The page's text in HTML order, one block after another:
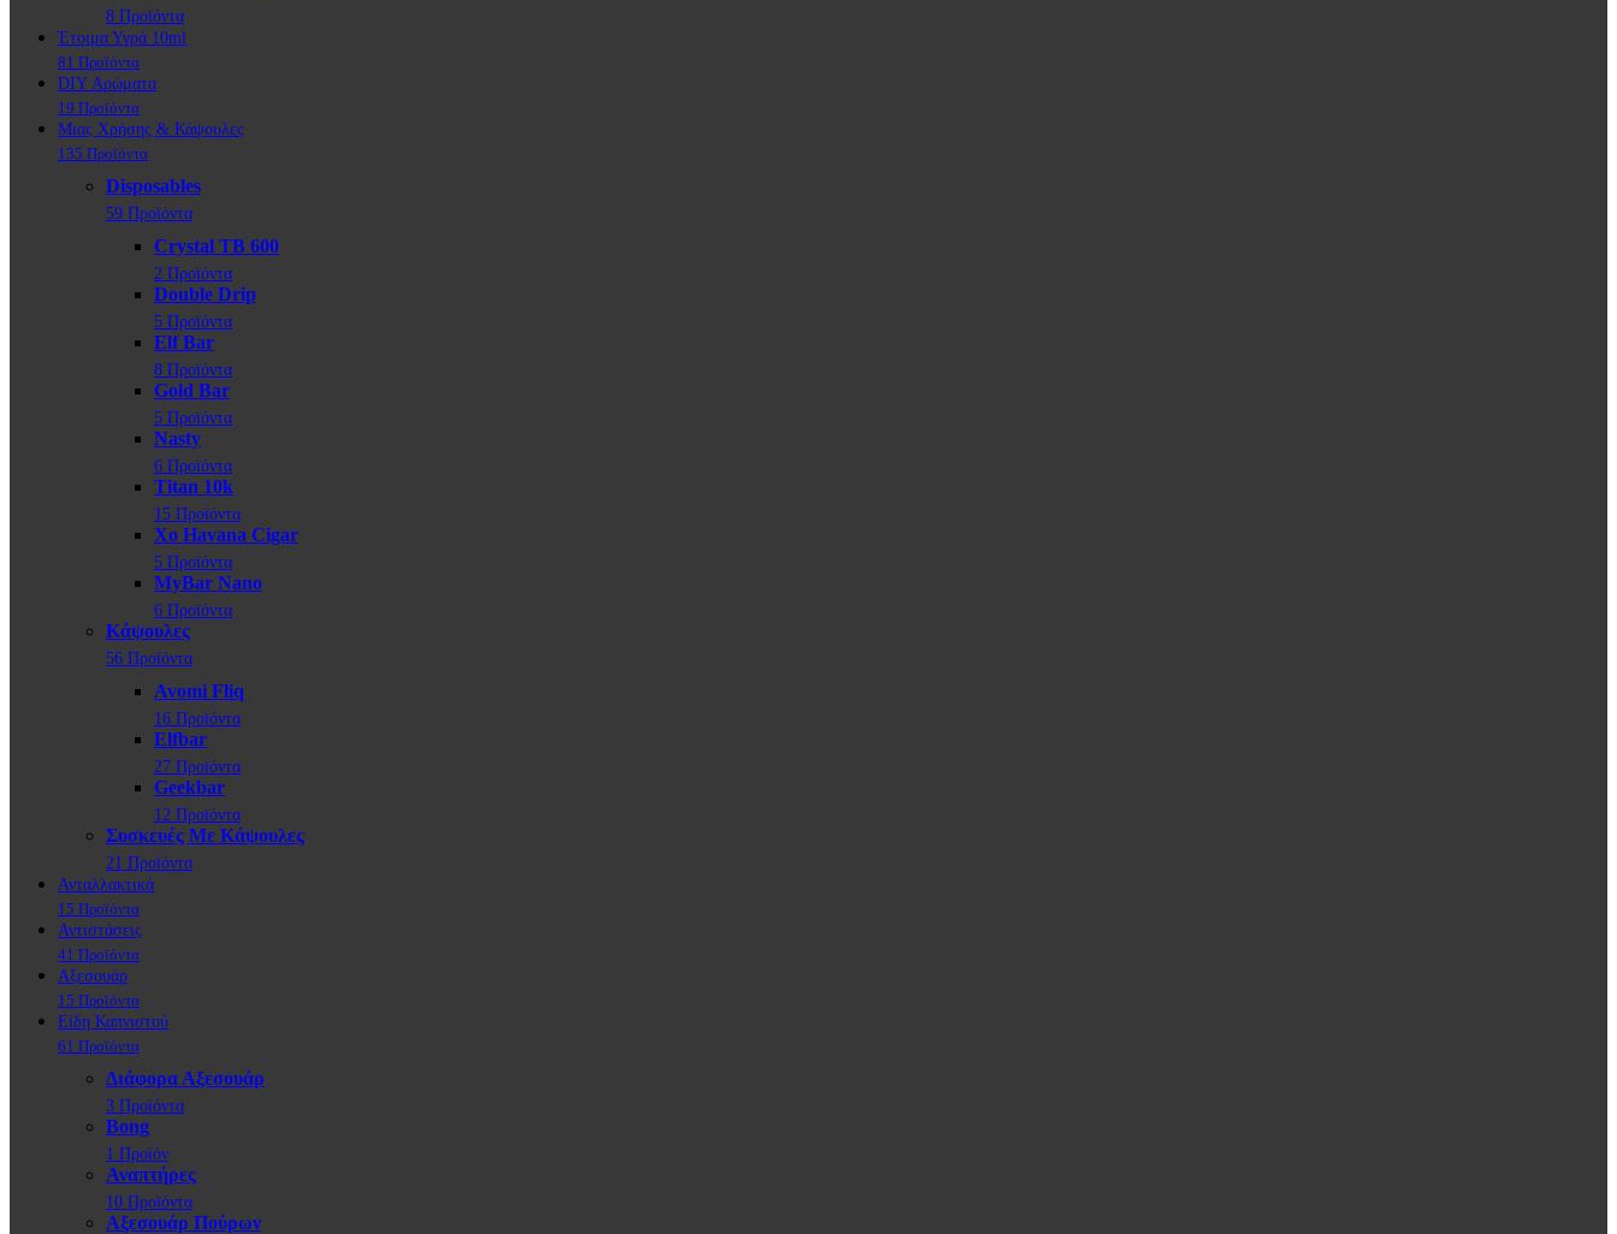
8 Προϊόντα
Έτοιμα Υγρά 10ml
81 Προϊόντα
DIY Αρώματα
19 Προϊόντα
Μιας Χρήσης & Κάψουλες
135 Προϊόντα
Disposables
59 Προϊόντα
Crystal TB 600
2 Προϊόντα
Double Drip
5 Προϊόντα
Elf Bar
8 Προϊόντα
Gold Bar
5 Προϊόντα
Nasty
6 Προϊόντα
Titan 10k
15 Προϊόντα
Xo Havana Cigar
5 Προϊόντα
MyBar Nano
6 Προϊόντα
Κάψουλες
56 Προϊόντα
Avomi Fliq
16 Προϊόντα
Elfbar
27 Προϊόντα
Geekbar
12 Προϊόντα
Συσκευές Με Κάψουλες
21 Προϊόντα
Ανταλλακτικά
15 Προϊόντα
Αντιστάσεις
41 Προϊόντα
Αξεσουάρ
15 Προϊόντα
Είδη Καπνιστού
61 Προϊόντα
Διάφορα Αξεσουάρ
3 Προϊόντα
Bong
1 Προϊόν
Αναπτήρες
10 Προϊόντα
Αξεσουάρ Πούρων